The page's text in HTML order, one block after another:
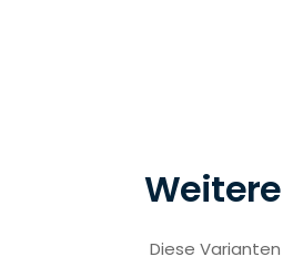
Diese